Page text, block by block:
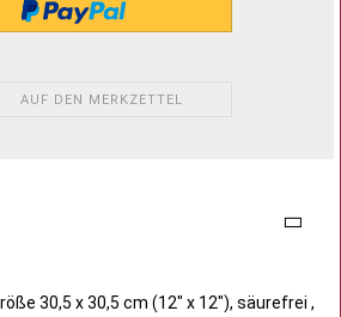
AUF DEN MERKZETTEL
30,5 x 30,5 cm (12" x 12"), säurefrei ,